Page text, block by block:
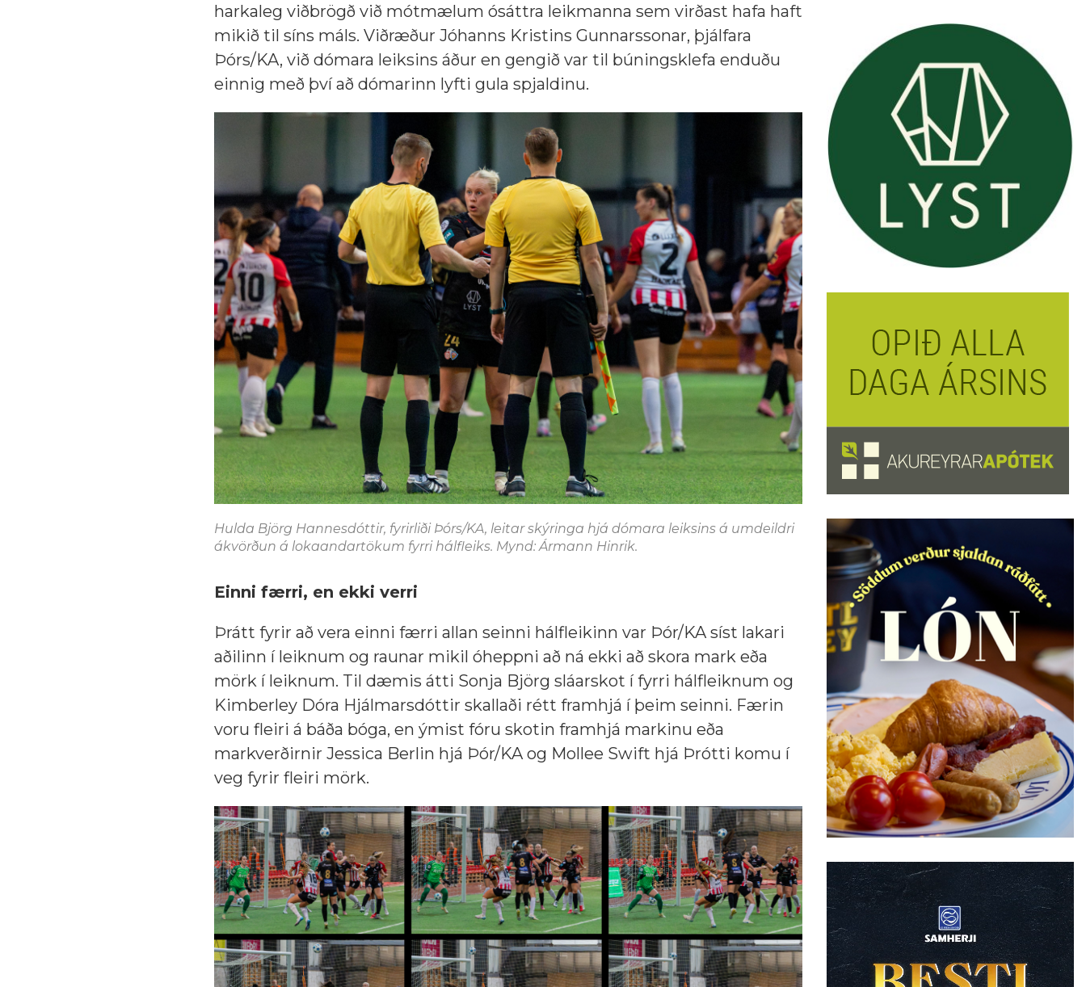
harkaleg viðbrögð við mótmælum ósáttra leikmanna sem virðast hafa haft
mikið til síns máls. Viðræður Jóhanns Kristins Gunnarssonar, þjálfara
Þórs/KA, við dómara leiksins áður en gengið var til búningsklefa enduðu
einnig með því að dómarinn lyfti gula spjaldinu.
Hulda Björg Hannesdóttir, fyrirliði Þórs/KA, leitar skýringa hjá dómara leiksins á umdeildri
ákvörðun á lokaandartökum fyrri hálfleiks. Mynd: Ármann Hinrik.
Einni færri, en ekki verri
Þrátt fyrir að vera einni færri allan seinni hálfleikinn var Þór/KA síst lakari
aðilinn í leiknum og raunar mikil óheppni að ná ekki að skora mark eða
mörk í leiknum. Til dæmis átti Sonja Björg sláarskot í fyrri hálfleiknum og
Kimberley Dóra Hjálmarsdóttir skallaði rétt framhjá í þeim seinni. Færin
voru fleiri á báða bóga, en ýmist fóru skotin framhjá markinu eða
markverðirnir Jessica Berlin hjá Þór/KA og Mollee Swift hjá Þrótti komu í
veg fyrir fleiri mörk.